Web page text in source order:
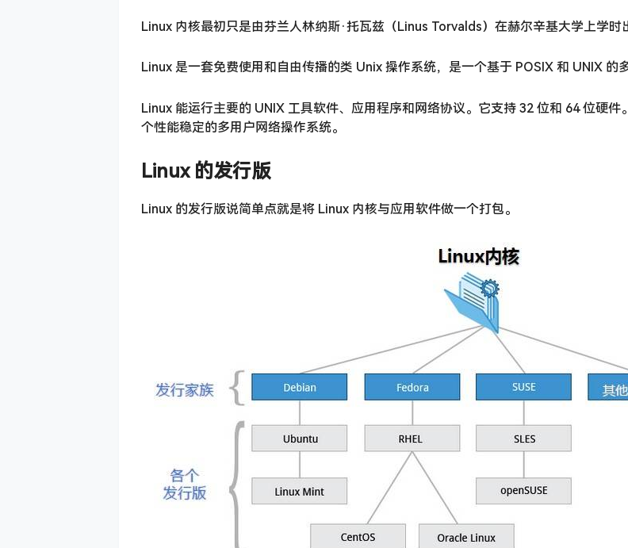
Linux 内核最初只是由芬兰人林纳斯·托瓦兹（Linus Torvalds）在赫尔辛基大学上学时
Linux 是一套免费使用和自由传播的类 Unix 操作系统，是一个基于 POSIX 和 UNIX 的
Linux 能运行主要的 UNIX 工具软件、应用程序和网络协议。它支持 32 位和 64 位硬
个性能稳定的多用户网络操作系统。
Linux 的发行版
Linux 的发行版说简单点就是将 Linux 内核与应用软件做一个打包。